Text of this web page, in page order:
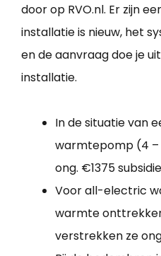
door op RVO.nl. Er zijn
installatie is nieuw, het
en de aanvraag doe je
installatie.
In de situatie van
warmtepomp (4 –
ong. €1375
Voor all-electric
warmte
verstrekken ze